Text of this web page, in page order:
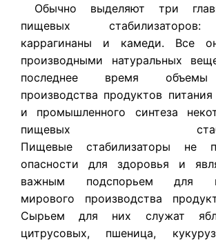
Обычно выделяют три
пищевых
каррагинаны и камеди. Все
производными натуральных
последнее время объемы
производства продуктов
и промышленного синтеза
пищевых
Пищевые стабилизаторы не
опасности для здоровья и
важным подспорьем для
мирового производства
Сырьем для них служат
цитрусовых, пшеница,